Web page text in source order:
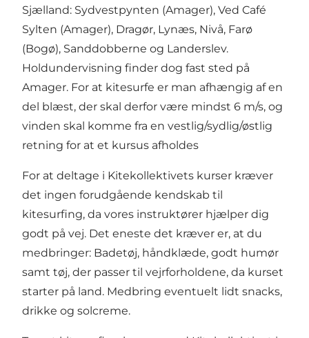
Sjælland: Sydvestpynten (Amager), Ved Café
Sylten (Amager), Dragør, Lynæs, Nivå, Farø
(Bogø), Sanddobberne og Landerslev.
Holdundervisning finder dog fast sted på
Amager. For at kitesurfe er man afhængig af en
del blæst, der skal derfor være mindst 6 m/s, og
vinden skal komme fra en vestlig/sydlig/østlig
retning for at et kursus afholdes
For at deltage i Kitekollektivets kurser kræver
det ingen forudgående kendskab til
kitesurfing, da vores instruktører hjælper dig
godt på vej. Det eneste det kræver er, at du
medbringer: Badetøj, håndklæde, godt humør
samt tøj, der passer til vejrforholdene, da kurset
starter på land. Medbring eventuelt lidt snacks,
drikke og solcreme.